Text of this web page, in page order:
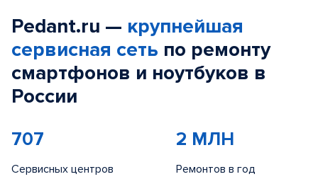
Pedant.ru — крупнейшая
сервисная сеть по ремонту
смартфонов и ноутбуков в
России
707
Сервисных центров
2 МЛН
Ремонтов в год